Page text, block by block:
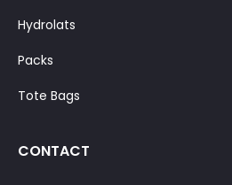
Hydrolats
Packs
Tote Bags
CONTACT